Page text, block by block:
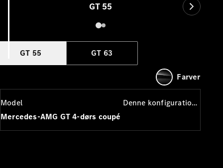
Alle modeller
Sedan
GT 55
GT 55 GT 63
Farver
Model
Mercedes-AMG GT 4-dørs coupé
Denne konfiguration til